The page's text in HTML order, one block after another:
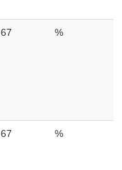
67 %
67 %